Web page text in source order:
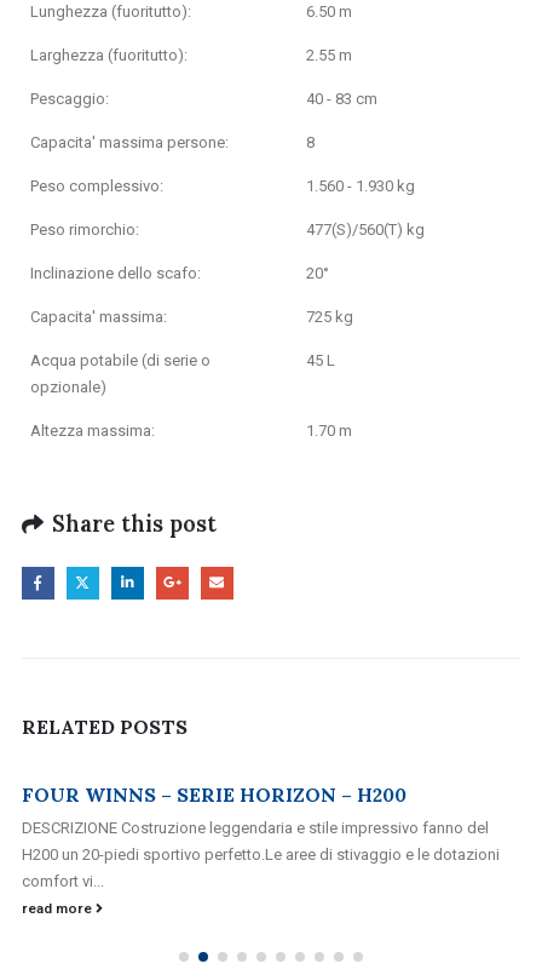
Lunghezza (fuoritutto): 6.50 m
Larghezza (fuoritutto): 2.55 m
Pescaggio: 40 - 83 cm
Capacita' massima persone: 8
Peso complessivo: 1.560 - 1.930 kg
Peso rimorchio: 477(S)/560(T) kg
Inclinazione dello scafo: 20°
Capacita' massima: 725 kg
Acqua potabile (di serie o
opzionale)
45 L
Altezza massima: 1.70 m
Share this post
RELATED POSTS
FOUR WINNS – SERIE HORIZON – H200
DESCRIZIONE Costruzione leggendaria e stile impressivo fanno del
H200 un 20-piedi sportivo perfetto.Le aree di stivaggio e le dotazioni
comfort vi...
read more